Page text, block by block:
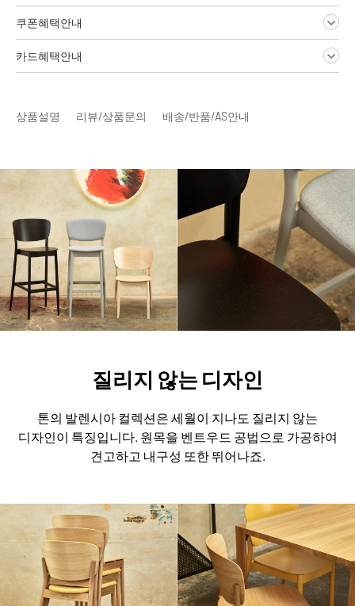
쿠폰혜택안내
카드혜택안내
상품설명 리뷰/상품문의 배송/반품/AS안내
질리지 않는 디자인
톤의 발렌시아 컬렉션은 세월이 지나도 질리지 않는
디자인이 특징입니다. 원목을 벤트우드 공법으로 가공하여
견고하고 내구성 또한 뛰어나죠.